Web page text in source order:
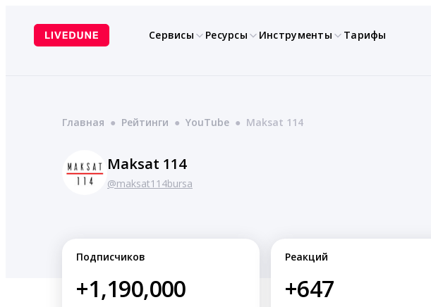
содержимому
Сервисы Ресурсы Инструменты Тарифы
Главная ● Рейтинги ● YouTube ● Maksat 114
Maksat 114
@maksat114bursa
Подписчиков
+1,190,000
Реакций
+647